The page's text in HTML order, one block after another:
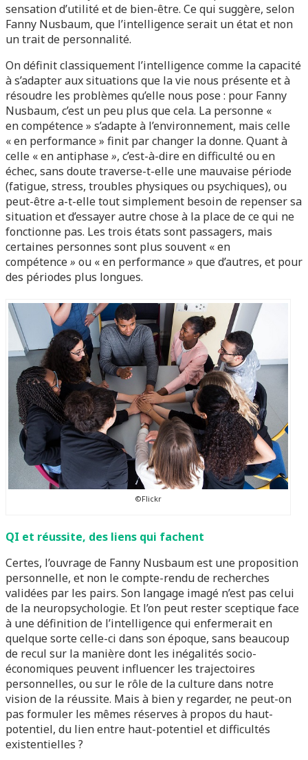
sensation d’utilité et de bien-être. Ce qui suggère, selon
Fanny Nusbaum, que l’intelligence serait un état et non
un trait de personnalité.
On définit classiquement l’intelligence comme la capacité
à s’adapter aux situations que la vie nous présente et à
résoudre les problèmes qu’elle nous pose : pour Fanny
Nusbaum, c’est un peu plus que cela. La personne «
en compétence » s’adapte à l’environnement, mais celle
« en performance » finit par changer la donne. Quant à
celle « en antiphase», c’est-à-dire en difficulté ou en
échec, sans doute traverse-t-elle une mauvaise période
(fatigue, stress, troubles physiques ou psychiques), ou
peut-être a-t-elle tout simplement besoin de repenser sa
situation et d’essayer autre chose à la place de ce qui ne
fonctionne pas. Les trois états sont passagers, mais
certaines personnes sont plus souvent « en
compétence» ou « en performance» que d’autres, et pour
des périodes plus longues.
©Flickr
QI et réussite, des liens qui fachent
Certes, l’ouvrage de Fanny Nusbaum est une proposition
personnelle, et non le compte-rendu de recherches
validées par les pairs. Son langage imagé n’est pas celui
de la neuropsychologie. Et l’on peut rester sceptique face
à une définition de l’intelligence qui enfermerait en
quelque sorte celle-ci dans son époque, sans beaucoup
de recul sur la manière dont les inégalités socio-
économiques peuvent influencer les trajectoires
personnelles, ou sur le rôle de la culture dans notre
vision de la réussite. Mais à bien y regarder, ne peut-on
pas formuler les mêmes réserves à propos du haut-
potentiel, du lien entre haut-potentiel et difficultés
existentielles ?